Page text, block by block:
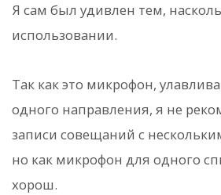
Я сам был удивлен тем,
использовании.
Так как это микрофон,
одного направления, я не
записи совещаний с
но как микрофон для одного
хорош.